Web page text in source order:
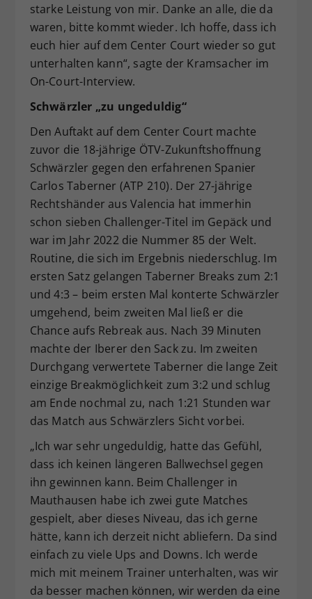
starke Leistung von mir. Danke an alle, die da
waren, bitte kommt wieder. Ich hoffe, dass ich
euch hier auf dem Center Court wieder so gut
unterhalten kann“, sagte der Kramsacher im
On-Court-Interview.
Schwärzler „zu ungeduldig“
Den Auftakt auf dem Center Court machte
zuvor die 18-jährige ÖTV-Zukunftshoffnung
Schwärzler gegen den erfahrenen Spanier
Carlos Taberner (ATP 210). Der 27-jährige
Rechtshänder aus Valencia hat immerhin
schon sieben Challenger-Titel im Gepäck und
war im Jahr 2022 die Nummer 85 der Welt.
Routine, die sich im Ergebnis niederschlug. Im
ersten Satz gelangen Taberner Breaks zum 2:1
und 4:3 – beim ersten Mal konterte Schwärzler
umgehend, beim zweiten Mal ließ er die
Chance aufs Rebreak aus. Nach 39 Minuten
machte der Iberer den Sack zu. Im zweiten
Durchgang verwertete Taberner die lange Zeit
einzige Breakmöglichkeit zum 3:2 und schlug
am Ende nochmal zu, nach 1:21 Stunden war
das Match aus Schwärzlers Sicht vorbei.
„Ich war sehr ungeduldig, hatte das Gefühl,
dass ich keinen längeren Ballwechsel gegen
ihn gewinnen kann. Beim Challenger in
Mauthausen habe ich zwei gute Matches
gespielt, aber dieses Niveau, das ich gerne
hätte, kann ich derzeit nicht abliefern. Da sind
einfach zu viele Ups and Downs. Ich werde
mich mit meinem Trainer unterhalten, was wir
da besser machen können, wir werden da eine